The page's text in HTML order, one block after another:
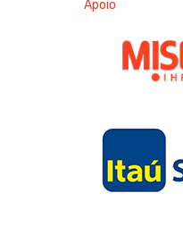
Apoio